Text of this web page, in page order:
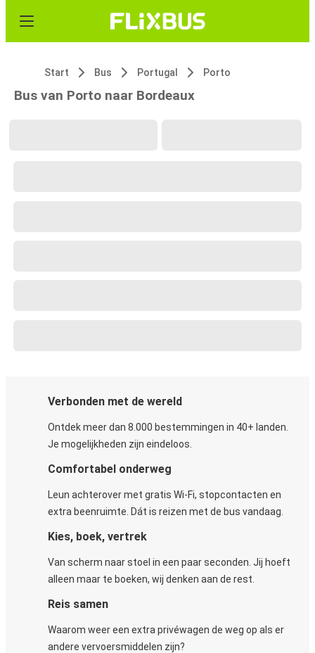
Start Bus Portugal Porto
Bus van Porto naar Bordeaux
Verbonden met de wereld
Ontdek meer dan 8.000 bestemmingen in 40+ landen.
Je mogelijkheden zijn eindeloos.
Comfortabel onderweg
Leun achterover met gratis Wi-Fi, stopcontacten en
extra beenruimte. Dát is reizen met de bus vandaag.
Kies, boek, vertrek
Van scherm naar stoel in een paar seconden. Jij hoeft
alleen maar te boeken, wij denken aan de rest.
Reis samen
Waarom weer een extra privéwagen de weg op als er
andere vervoersmiddelen zijn?